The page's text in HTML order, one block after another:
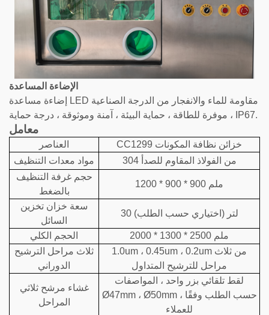
الإضاءة المساعدة
إضاءة مساعدة LED مقاومة للماء والانفجار من الدرجة الصناعية
، موفرة للطاقة ، حماية البيئة ، آمنة وموثوقة ، درجة حماية IP67.
معامل
العناصر
CC1299 خزائن نظافة المكونات
مواد معدات التنظيف
304 من الفولاذ المقاوم للصدأ
حجم غرفة التنظيف
بالضغط
1200 * 900 * 900 ملم
سعة خزان تخزين
السائل
30 لتر (اختياري حسب الطلب)
الحجم الكلي 2000 * 1300 * 2500 ملم
ثلاث مراحل الترشيح
الدوراني
1.0um ، 0.45um ، 0.2um من ثلاث
مراحل للترشيح المتداول
غشاء مرشح ثلاثي
المراحل
لقط تلقائي بزر واحد ، المواصفات
Ø47mm ، Ø50mm ، حسب الطلب وفقًا
للعملاء